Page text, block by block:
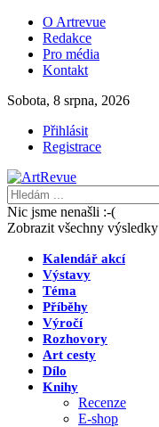
O Artrevue
Redakce
Pro média
Kontakt
Sobota, 8 srpna, 2026
Přihlásit
Registrace
Nic jsme nenašli :-(
Zobrazit všechny výsledky
Kalendář akcí
Výstavy
Téma
Příběhy
Výročí
Rozhovory
Art cesty
Dílo
Knihy
Recenze
E-shop